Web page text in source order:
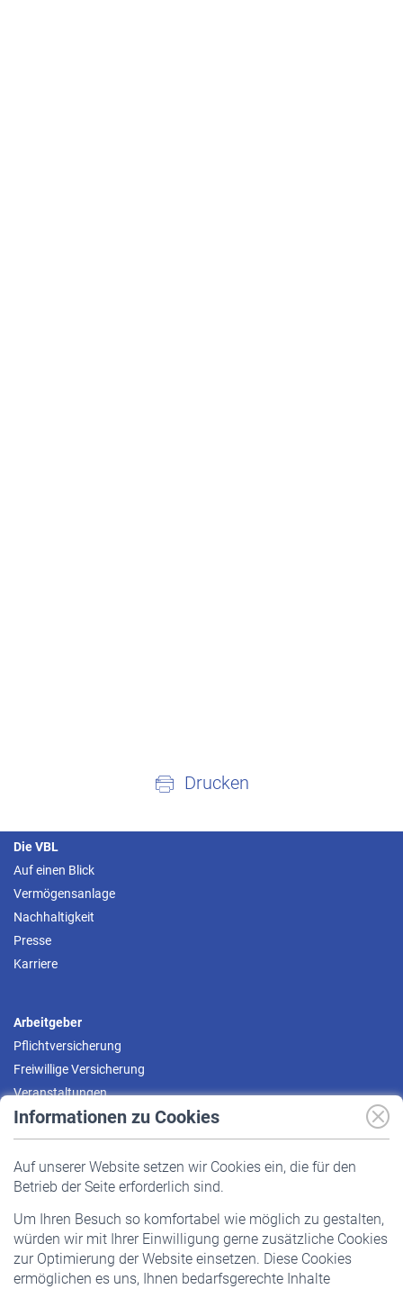
Informationen zu Cookies
Auf unserer Website setzen wir Cookies ein, die für den
Betrieb der Seite erforderlich sind.
Um Ihren Besuch so komfortabel wie möglich zu gestalten,
würden wir mit Ihrer Einwilligung gerne zusätzliche Cookies
zur Optimierung der Website einsetzen. Diese Cookies
ermöglichen es uns, Ihnen bedarfsgerechte Inhalte
Drucken
Die VBL
Auf einen Blick
Vermögensanlage
Nachhaltigkeit
Presse
Karriere
Arbeitgeber
Pflichtversicherung
Freiwillige Versicherung
Veranstaltungen
Pflichtversicherung
Staatliche Förderung
Veranstaltungen